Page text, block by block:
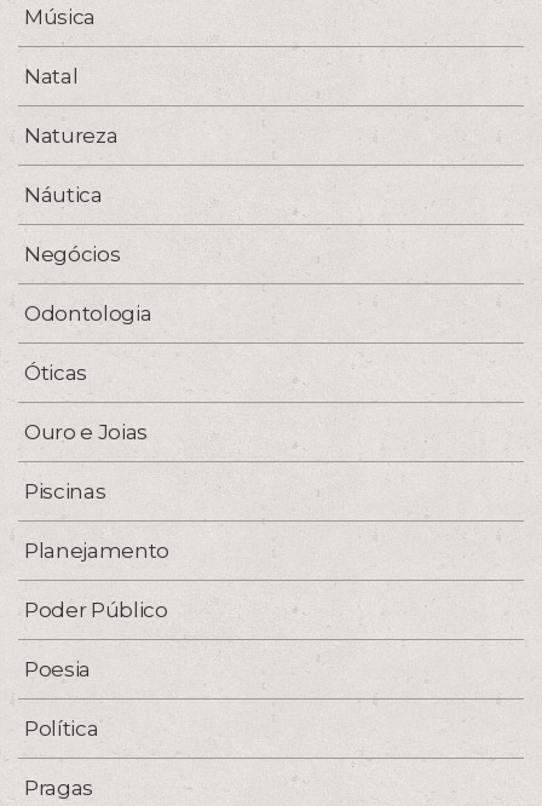
Música
Natal
Natureza
Náutica
Negócios
Odontologia
Óticas
Ouro e Joias
Piscinas
Planejamento
Poder Público
Poesia
Política
Pragas